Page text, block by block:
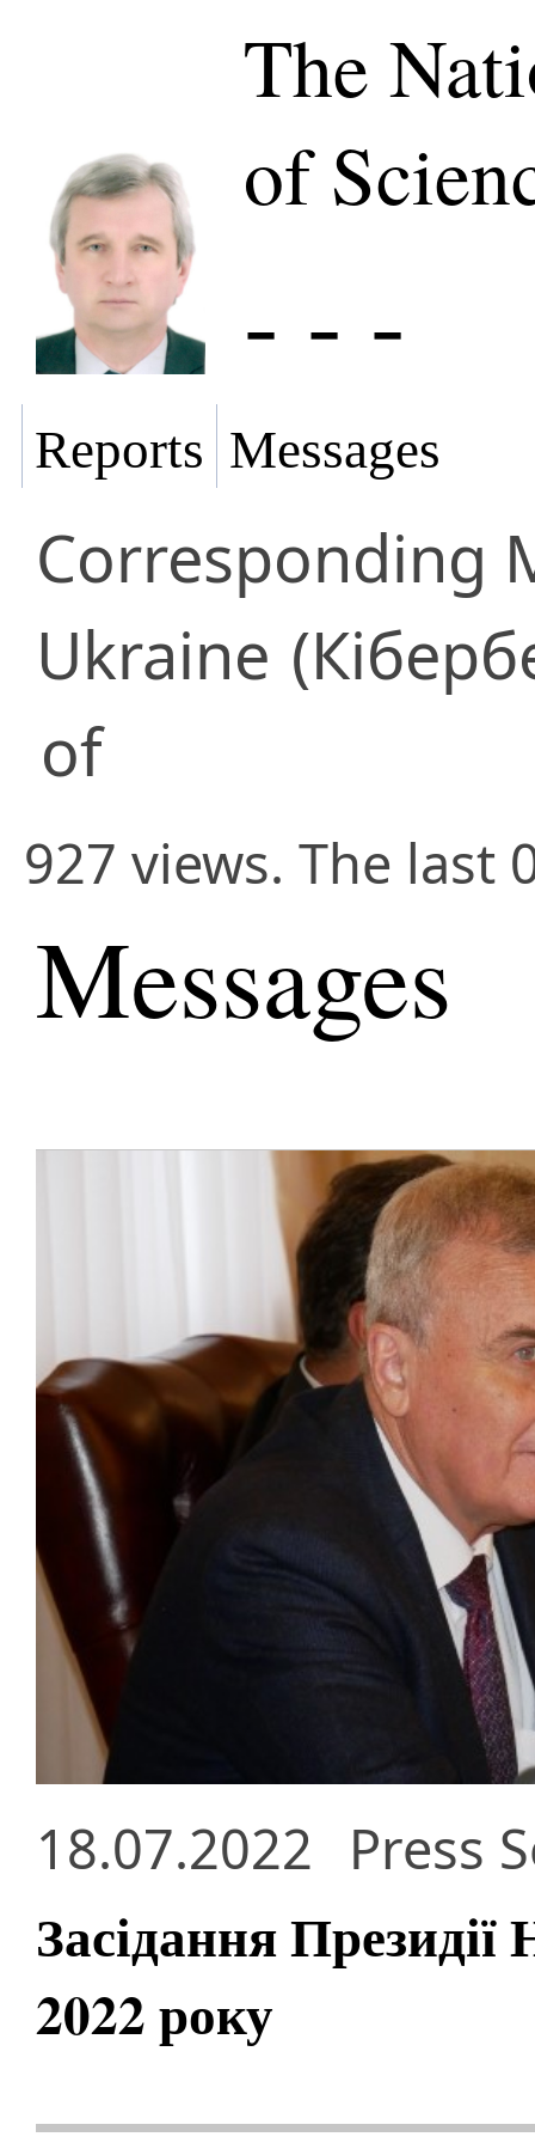
The
of
- - -
Reports Messages
Corresponding
Ukraine
of
927 views. The last
Messages
18.07.2022 Press
Засідання
2022 року